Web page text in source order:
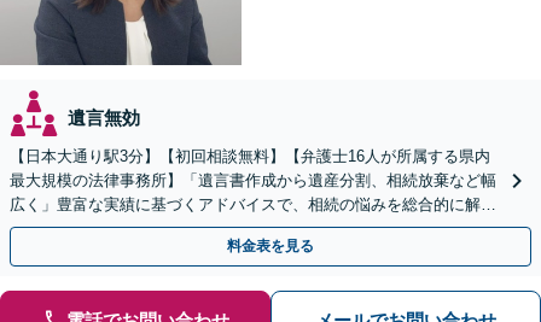
遺言無効
【日本大通り駅3分】【初回相談無料】【弁護士16人が所属する県内
最大規模の法律事務所】「遺言書作成から遺産分割、相続放棄など幅
広く」豊富な実績に基づくアドバイスで、相続の悩みを総合的に解決
へ導く「相続登記義務化に対応」【WEB面談対応】
料金表を見る